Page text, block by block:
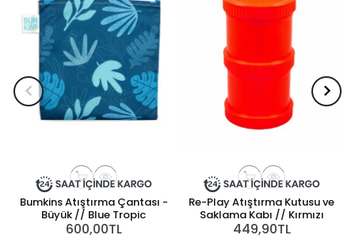
Bumkins Atıştırma Çantası -
Büyük // Blue Tropic
600,00TL
Re-Play Atıştırma Kutusu ve
Saklama Kabı // Kırmızı
449,90TL